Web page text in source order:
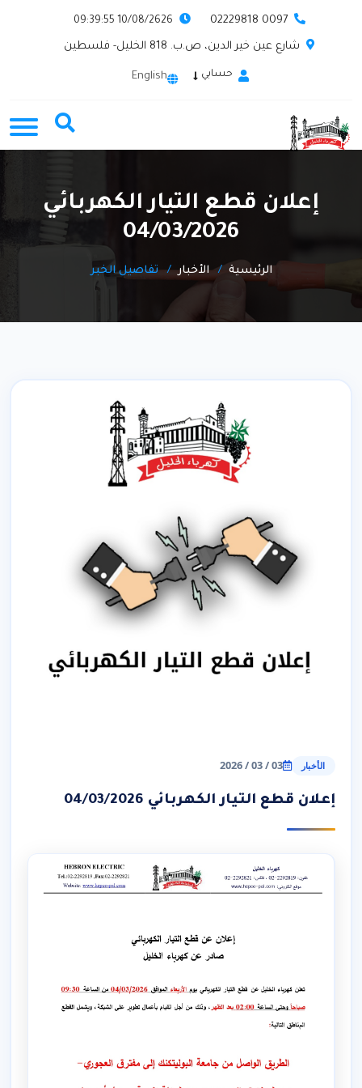
0097 02229818
شارع عين خير الدين، ص.ب. 818 الخليل- فلسطين
حسابي English
إعلان قطع التيار الكهربائي
04/03/2026
الرئيسية الأخبار تفاصيل الخبر
الأخبار 03 / 03 / 2026
إعلان قطع التيار الكهربائي 04/03/2026